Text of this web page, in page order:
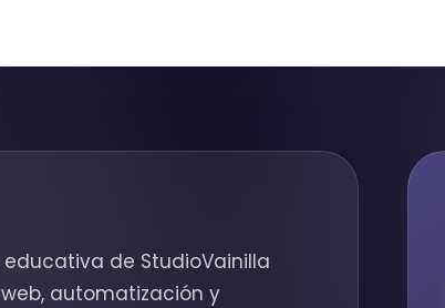
de StudioVainilla
automatización y